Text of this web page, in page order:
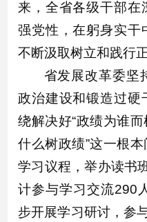
来，全省各级干部在
强党性，在躬身实干
不断汲取树立和践行
省发展改革委坚
政治建设和锻造过硬
绕解决好“政绩为谁
什么树政绩”这一根
学习议程，举办读书
计参与学习交流290
步开展学习研讨，参